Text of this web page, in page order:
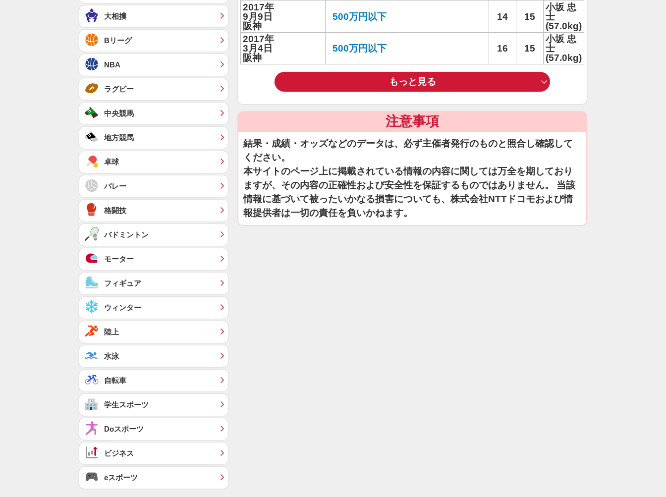
2017年
9月9日
阪神
500万円以下 14 15
小坂 忠
士
(57.0kg)
2017年
3月4日
阪神
500万円以下 16 15
小坂 忠
士
(57.0kg)
もっと見る
注意事項
結果・成績・オッズなどのデータは、必ず主催者発行のものと照合し確認して
ください。
本サイトのページ上に掲載されている情報の内容に関しては万全を期しており
ますが、その内容の正確性および安全性を保証するものではありません。 当該
情報に基づいて被ったいかなる損害についても、株式会社NTTドコモおよび情
報提供者は一切の責任を負いかねます。
大相撲
Bリーグ
NBA
ラグビー
中央競馬
地方競馬
卓球
バレー
格闘技
バドミントン
モーター
フィギュア
ウィンター
陸上
水泳
自転車
学生スポーツ
Doスポーツ
ビジネス
eスポーツ